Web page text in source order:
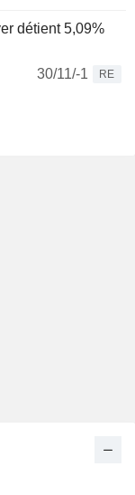
détient 5,09%
30/11/-1
RE